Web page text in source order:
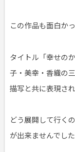
この作品も面白か
タイトル「幸せの
子・美幸・香織の
描写と共に表現さ
どう展開して行く
が出来ませんでした